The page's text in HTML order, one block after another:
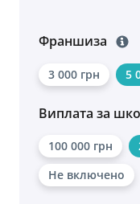
Франшиза
3 000 грн 5
Виплата за
100 000 грн
Не включено